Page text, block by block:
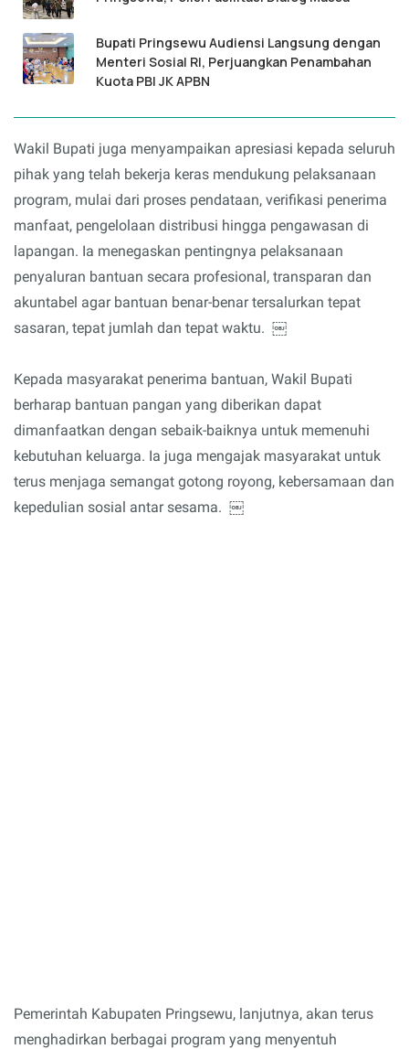
Bupati Pringsewu Audiensi Langsung dengan
Menteri Sosial RI, Perjuangkan Penambahan
Kuota PBI JK APBN
Wakil Bupati juga menyampaikan apresiasi kepada seluruh
pihak yang telah bekerja keras mendukung pelaksanaan
program, mulai dari proses pendataan, verifikasi penerima
manfaat, pengelolaan distribusi hingga pengawasan di
lapangan. Ia menegaskan pentingnya pelaksanaan
penyaluran bantuan secara profesional, transparan dan
akuntabel agar bantuan benar-benar tersalurkan tepat
sasaran, tepat jumlah dan tepat waktu. ￼
Kepada masyarakat penerima bantuan, Wakil Bupati
berharap bantuan pangan yang diberikan dapat
dimanfaatkan dengan sebaik-baiknya untuk memenuhi
kebutuhan keluarga. Ia juga mengajak masyarakat untuk
terus menjaga semangat gotong royong, kebersamaan dan
kepedulian sosial antar sesama. ￼
Pemerintah Kabupaten Pringsewu, lanjutnya, akan terus
menghadirkan berbagai program yang menyentuh